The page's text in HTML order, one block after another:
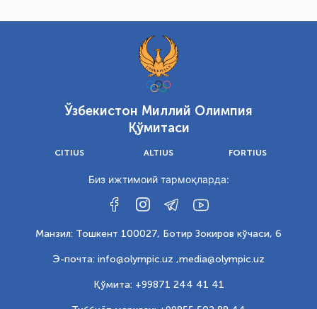
Ўзбекистон Миллий Олимпия
Қўмитаси
CITIUS ALTIUS FORTIUS
Биз ижтимоий тармоқларда:
Манзил: Тошкент 100027, Ботир Зокиров кўчаси, 6
Э-почта: info@olympic.uz ,media@olympic.uz
Қўмита: +99871 244 41 41